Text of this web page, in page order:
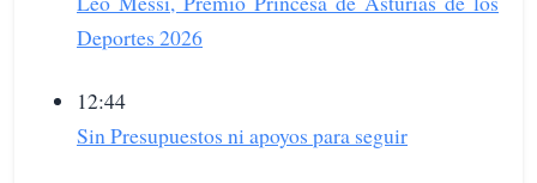
Deportes 2026
12:44
Sin Presupuestos ni apoyos para seguir